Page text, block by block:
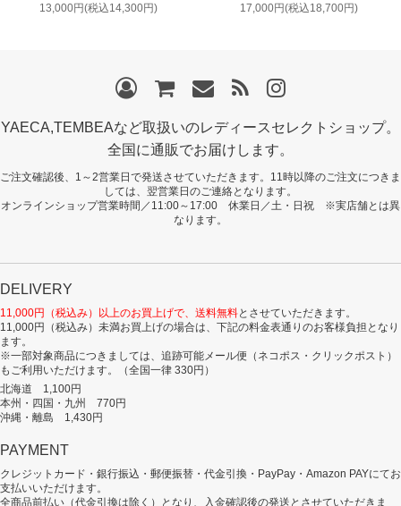
13,000円(税込14,300円) 17,000円(税込18,700円)
YAECA,TEMBEAなど取扱いのレディースセレクトショップ。
全国に通販でお届けします。
ご注文確認後、1～2営業日で発送させていただきます。11時以降のご注文につきま
しては、翌営業日のご連絡となります。
オンラインショップ営業時間／11:00～17:00 休業日／土・日祝 ※実店舗とは異
なります。
DELIVERY
11,000円（税込み）以上のお買上げで、送料無料とさせていただきます。
11,000円（税込み）未満お買上げの場合は、下記の料金表通りのお客様負担となり
ます。
※一部対象商品につきましては、追跡可能メール便（ネコポス・クリックポスト）
もご利用いただけます。（全国一律 330円）
北海道 1,100円
本州・四国・九州 770円
沖縄・離島 1,430円
PAYMENT
クレジットカード・銀行振込・郵便振替・代金引換・PayPay・Amazon PAYにてお
支払いいただけます。
全商品前払い（代金引換は除く）となり、入金確認後の発送とさせていただきま